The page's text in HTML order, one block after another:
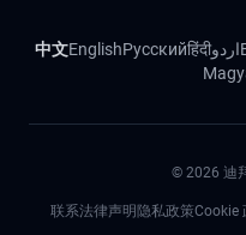
中文EnglishРусскийहिंदीاردو
© 2026 迪
联系法律声明 隐私政策Cookie